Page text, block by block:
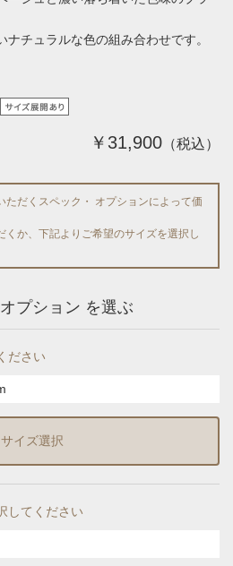
チュラルな色の組み合わせです。
￥31,900 （税込）
ただくスペック・ オプションによって価
くか、下記よりご希望のサイズを選択し
プション を選ぶ
ださい
サイズ選択
してください